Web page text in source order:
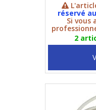
réservé
Si vous
2